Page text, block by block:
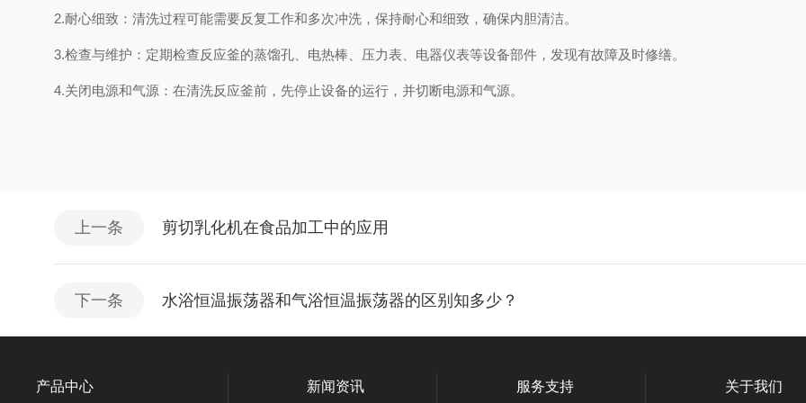
2.耐心细致：清洗过程可能需要反复工作和多次冲洗，保持耐心和细致，确保内胆清洁。
3.检查与维护：定期检查反应釜的蒸馏孔、电热棒、压力表、电器仪表等设备部件，发现有故障及时修缮。
4.关闭电源和气源：在清洗反应釜前，先停止设备的运行，并切断电源和气源。
上一条 剪切乳化机在食品加工中的应用
下一条 水浴恒温振荡器和气浴恒温振荡器的区别知多少？
产品中心 新闻资讯 服务支持 关于我们